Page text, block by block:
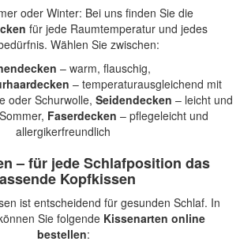
oder Winter: Bei uns finden Sie die
für jede Raumtemperatur und jedes
Wählen Sie zwischen:
– warm, flauschig,
– temperaturausgleichend mit
oder Schurwolle, Seidendecken – leicht und
Faserdecken – pflegeleicht und
allergikerfreundlich
– für jede Schlafposition das
Kopfkissen
ist entscheidend für gesunden Schlaf. In
Sie folgende Kissenarten online
bestellen: